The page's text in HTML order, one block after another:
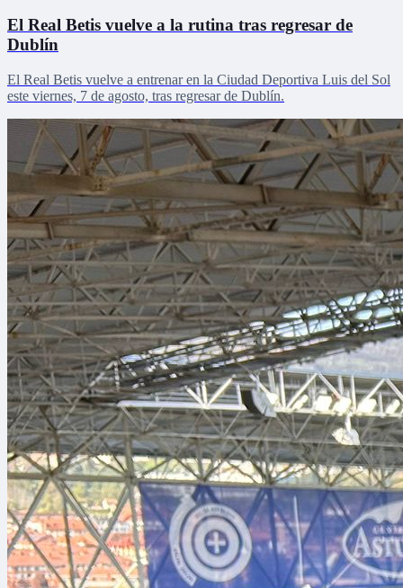
El Real Betis vuelve a la rutina tras regresar de
Dublín
El Real Betis vuelve a entrenar en la Ciudad Deportiva Luis del Sol
este viernes, 7 de agosto, tras regresar de Dublín.